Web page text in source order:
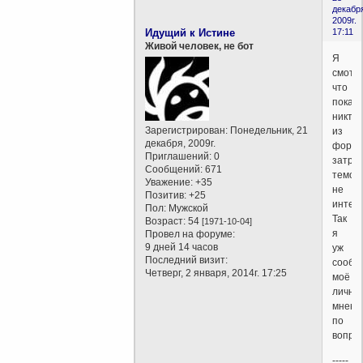
2009г.
17:11
Идущий к Истине
Живой человек, не бот
Зарегистрирован: Понедельник, 21
декабря, 2009г.
Приглашений: 0
Сообщений: 671
Уважение: +35
Позитив: +25
Пол: Мужской
Возраст: 54[1971-10-04]
Провел на форуме:
9 дней 14 часов
Последний визит:
Четверг, 2 января, 2014г. 17:25
Я
что
пока
никто
из
темой
не
Так
я
уж
моё
по
-----